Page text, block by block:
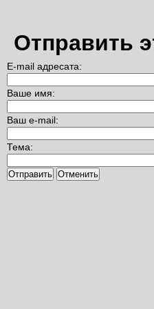
Отправить
E-mail адресата:
Ваше имя:
Ваш e-mail:
Тема:
Отправить Отменить